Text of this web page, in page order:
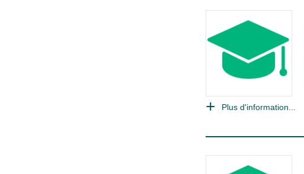
Plus d'information...